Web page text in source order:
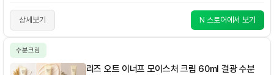
상세보기 N 스토어에서 보기
수분크림
리즈 오트 이너프 모이스처 크림 60ml 결광 수분